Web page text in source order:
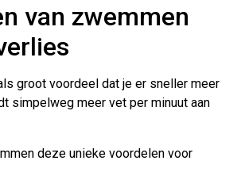
van zwemmen
groot voordeel dat je er sneller meer
simpelweg meer vet per minuut aan
deze unieke voordelen voor